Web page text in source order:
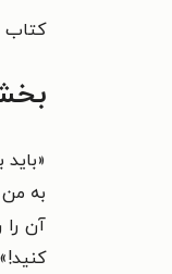
کتاب
«
به
آن را
کنید!»